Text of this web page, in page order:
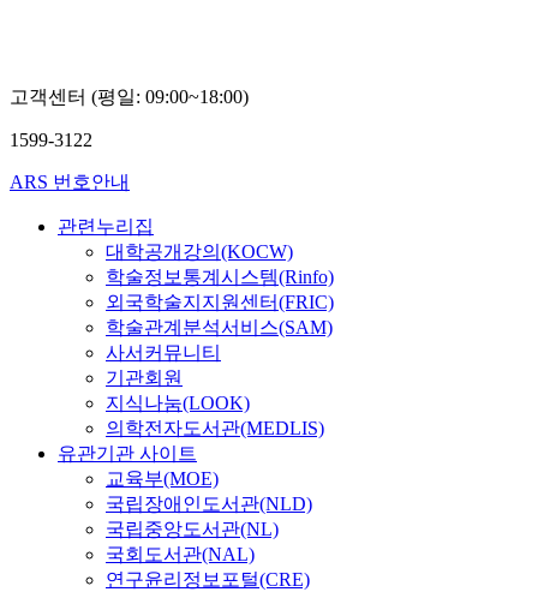
고객센터 (평일: 09:00~18:00)
1599-3122
ARS 번호안내
관련누리집
대학공개강의(KOCW)
학술정보통계시스템(Rinfo)
외국학술지지원센터(FRIC)
학술관계분석서비스(SAM)
사서커뮤니티
기관회원
지식나눔(LOOK)
의학전자도서관(MEDLIS)
유관기관 사이트
교육부(MOE)
국립장애인도서관(NLD)
국립중앙도서관(NL)
국회도서관(NAL)
연구윤리정보포털(CRE)